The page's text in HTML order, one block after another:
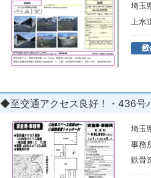
埼玉
上水
◆至交通アクセス良好！・436号
埼玉
事務
鉄骨